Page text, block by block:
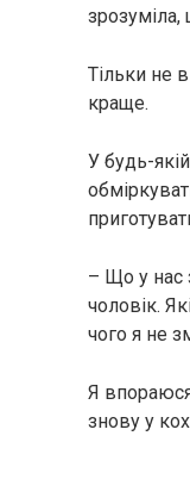
зрозуміла,
Тільки не
краще.
У будь-
– Що у нас
чоловік.
чого я не
Я
знову у